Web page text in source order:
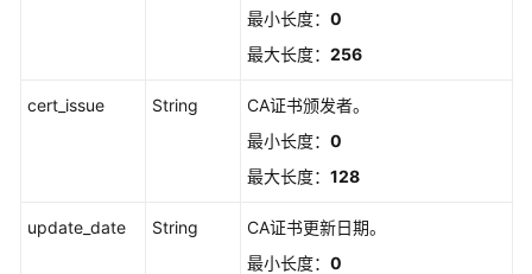
单
最小长度： 0
最大长度： 256
cert_issue String
CA证书颁发者。
最小长度： 0
最大长度： 128
update_date String
CA证书更新日期。
最小长度： 0